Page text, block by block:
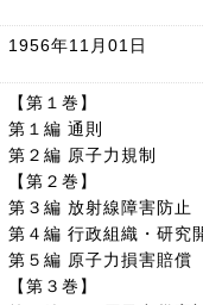
1956年11月01日
【第１巻】
第１編 通則
第２編 原子力規制
【第２巻】
第３編 放射線障害防止
第４編 行政組織・研究
第５編 原子力損害賠償
【第３巻】